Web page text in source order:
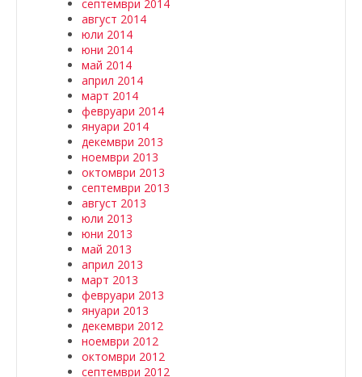
септември 2014
август 2014
юли 2014
юни 2014
май 2014
април 2014
март 2014
февруари 2014
януари 2014
декември 2013
ноември 2013
октомври 2013
септември 2013
август 2013
юли 2013
юни 2013
май 2013
април 2013
март 2013
февруари 2013
януари 2013
декември 2012
ноември 2012
октомври 2012
септември 2012